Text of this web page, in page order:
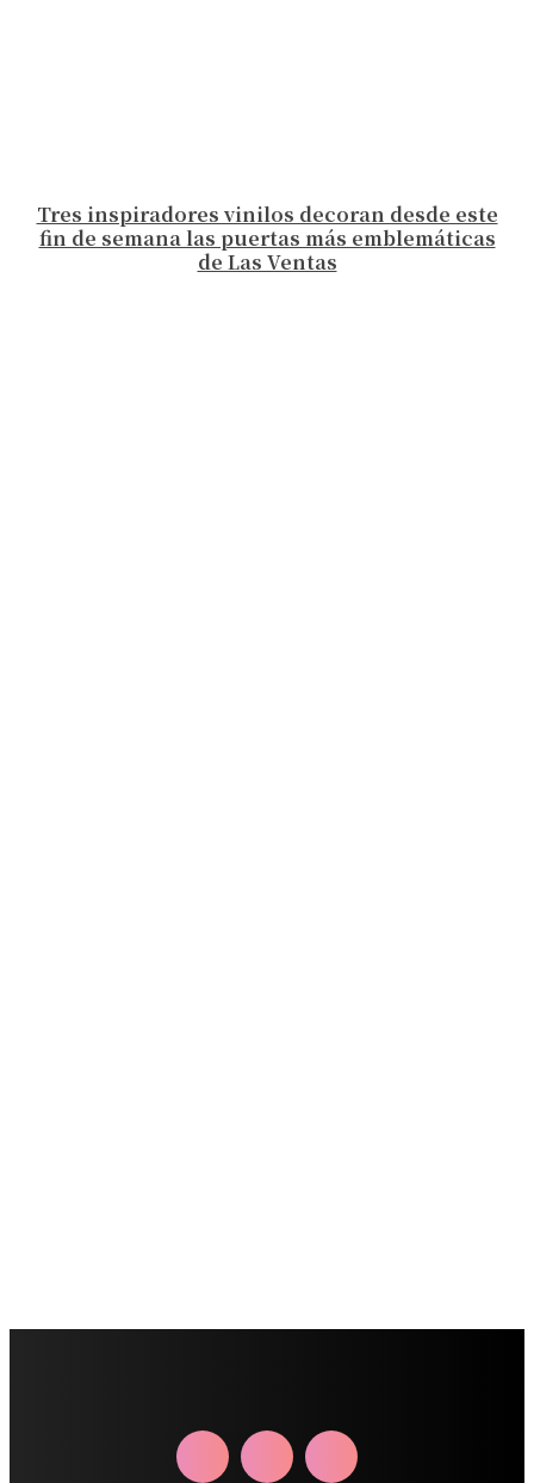
Tres inspiradores vinilos decoran desde este
fin de semana las puertas más emblemáticas
de Las Ventas